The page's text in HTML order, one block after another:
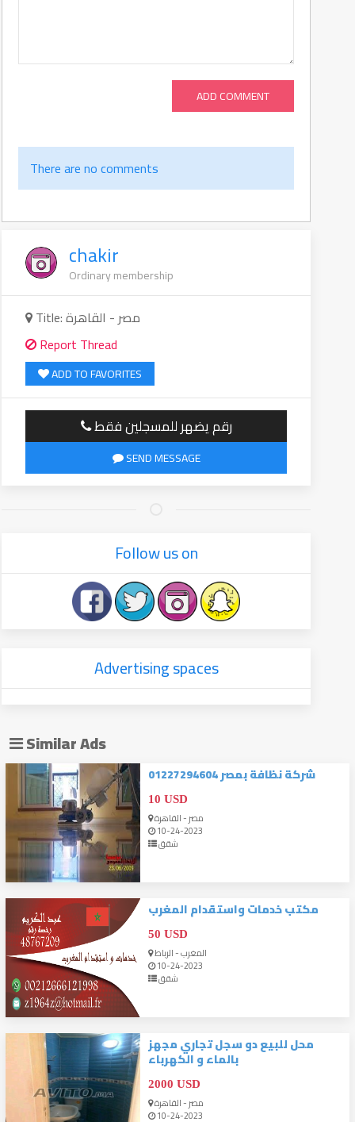
ADD COMMENT
There are no comments
chakir
Ordinary membership
Title: مصر - القاهرة
Report Thread
ADD TO FAVORITES
رقم يضهر للمسجلين فقط
SEND MESSAGE
Follow us on
Advertising spaces
Similar Ads
شركة نظافة بمصر 01227294604
10 USD
مصر - القاهرة
10-24-2023
شقق
مكتب خدمات واستقدام المغرب
50 USD
المغرب - الرباط
10-24-2023
شقق
محل للبيع دو سجل تجاري مجهز
بالماء و الكهرباء
2000 USD
مصر - القاهرة
10-24-2023